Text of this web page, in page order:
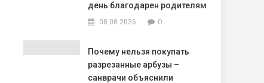
день благодарен родителям
08.08.2026 0
Почему нельзя покупать
разрезанные арбузы –
санврачи объяснили